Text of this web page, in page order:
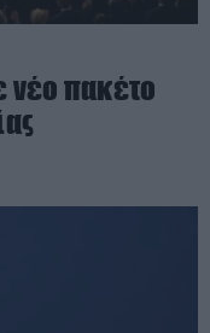
νέο πακέτο